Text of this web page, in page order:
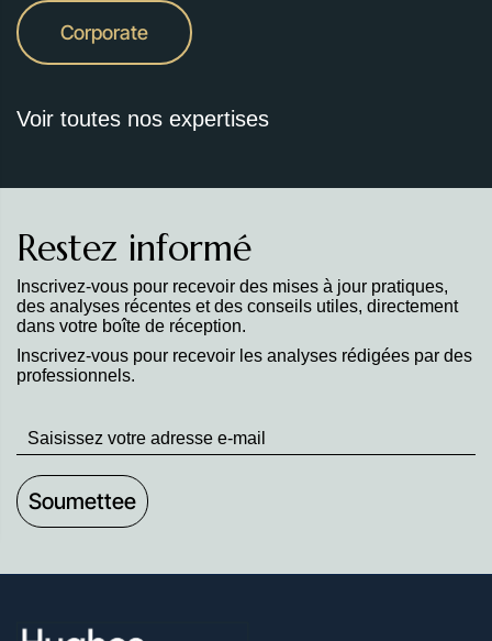
Corporate
Voir toutes nos expertises
Restez informé
Inscrivez-vous pour recevoir des mises à jour pratiques,
des analyses récentes et des conseils utiles, directement
dans votre boîte de réception.
Inscrivez-vous pour recevoir les analyses rédigées par des
professionnels.
Stay
up
to
Date